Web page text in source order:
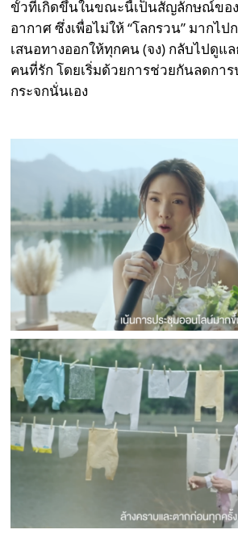
ขั้วที่เกิดขึ้นในขณะนี้เป็นสัญลักษณ์ขอ
อากาศ ซึ่งเพื่อไม่ให้ “โลกรวน” มากไ
เสนอทางออกให้ทุกคน (จง) กลับไปดูแ
คนที่รัก โดยเริ่มด้วยการช่วยกันลดกา
กระจกนั่นเอง